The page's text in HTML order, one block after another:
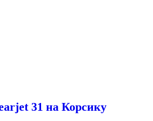
31 на Корсику